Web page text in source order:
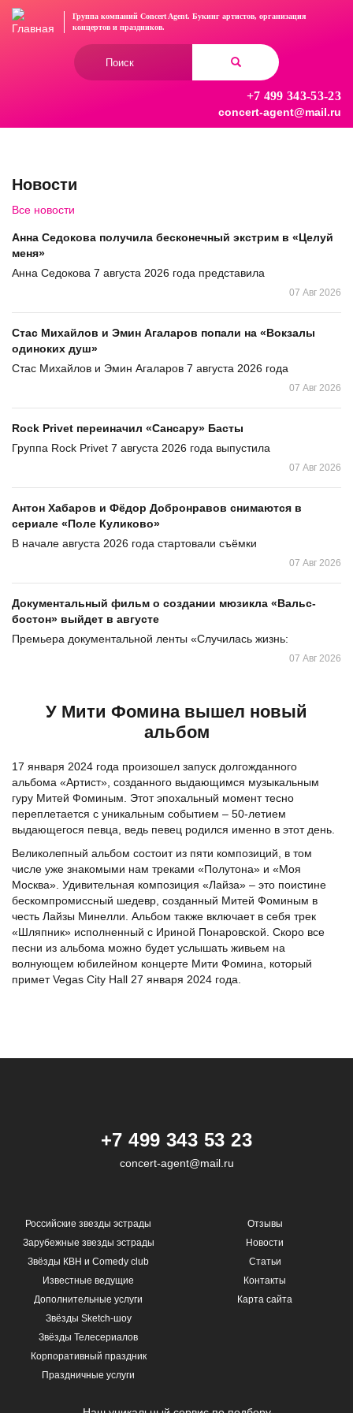
Перейти
Группа компаний Concert Agent. Букинг артистов, организация
концертови праздников.
+7 499 343-53-23
concert-agent@mail.ru
Новости
Все новости
Анна Седокова получила бесконечный экстрим в «Целуй
меня»
Анна Седокова 7 августа 2026 года представила
07 Авг 2026
Стас Михайлов и Эмин Агаларов попали на «Вокзалы
одиноких душ»
Стас Михайлов и Эмин Агаларов 7 августа 2026 года
07 Авг 2026
Rock Privet переиначил «Сансару» Басты
Группа Rock Privet 7 августа 2026 года выпустила
07 Авг 2026
Антон Хабаров и Фёдор Добронравов снимаются в
сериале «Поле Куликово»
В начале августа 2026 года стартовали съёмки
07 Авг 2026
Документальный фильм о создании мюзикла «Вальс-
бостон» выйдет в августе
Премьера документальной ленты «Случилась жизнь:
07 Авг 2026
У Мити Фомина вышел новый
альбом
17 января 2024 года произошел запуск долгожданного
альбома «Артист», созданного выдающимся музыкальным
гуру Митей Фоминым. Этот эпохальный момент тесно
переплетается с уникальным событием – 50-летием
выдающегося певца, ведь певец родился именно в этот день.
Великолепный альбом состоит из пяти композиций, в том
числе уже знакомыми нам треками «Полутона» и «Моя
Москва». Удивительная композиция «Лайза» – это поистине
бескомпромиссный шедевр, созданный Митей Фоминым в
честь Лайзы Минелли. Альбом также включает в себя трек
«Шляпник» исполненный с Ириной Понаровской. Скоро все
песни из альбома можно будет услышать живьем на
волнующем юбилейном концерте Мити Фомина, который
примет Vegas City Hall 27 января 2024 года.
+7 499 343 53 23
concert-agent@mail.ru
Российские звезды эстрады
Зарубежные звезды эстрады
Звёзды КВН и Comedy club
Известные ведущие
Дополнительные услуги
Звёзды Sketch-шоу
Звёзды Телесериалов
Корпоративный праздник
Праздничные услуги
Отзывы
Новости
Статьи
Контакты
Карта сайта